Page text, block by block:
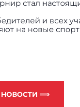
стал
и всех
на новые
НОВОСТИ ⟹